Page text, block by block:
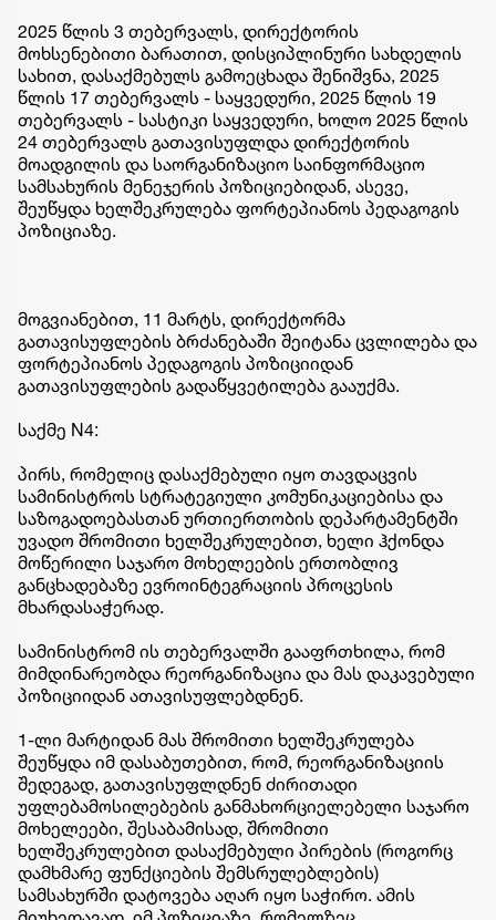
2025 წლის 3 თებერვალს, დირექტორის
მოხსენებითი ბარათით, დისციპლინური სახდელის
სახით, დასაქმებულს გამოეცხადა შენიშვნა, 2025
წლის 17 თებერვალს - საყვედური, 2025 წლის 19
თებერვალს - სასტიკი საყვედური, ხოლო 2025 წლის
24 თებერვალს გათავისუფლდა დირექტორის
მოადგილის და საორგანიზაციო საინფორმაციო
სამსახურის მენეჯერის პოზიციებიდან, ასევე,
შეუწყდა ხელშეკრულება ფორტეპიანოს პედაგოგის
პოზიციაზე.
მოგვიანებით, 11 მარტს, დირექტორმა
გათავისუფლების ბრძანებაში შეიტანა ცვლილება და
ფორტეპიანოს პედაგოგის პოზიციიდან
გათავისუფლების გადაწყვეტილება გააუქმა.
საქმე N4:
პირს, რომელიც დასაქმებული იყო თავდაცვის
სამინისტროს სტრატეგიული კომუნიკაციებისა და
საზოგადოებასთან ურთიერთობის დეპარტამენტში
უვადო შრომითი ხელშეკრულებით, ხელი ჰქონდა
მოწერილი საჯარო მოხელეების ერთობლივ
განცხადებაზე ევროინტეგრაციის პროცესის
მხარდასაჭერად.
სამინისტრომ ის თებერვალში გააფრთხილა, რომ
მიმდინარეობდა რეორგანიზაცია და მას დაკავებული
პოზიციიდან ათავისუფლებდნენ.
1-ლი მარტიდან მას შრომითი ხელშეკრულება
შეუწყდა იმ დასაბუთებით, რომ, რეორგანიზაციის
შედეგად, გათავისუფლდნენ ძირითადი
უფლებამოსილებების განმახორციელებელი საჯარო
მოხელეები, შესაბამისად, შრომითი
ხელშეკრულებით დასაქმებული პირების (როგორც
დამხმარე ფუნქციების შემსრულებლების)
სამსახურში დატოვება აღარ იყო საჭირო. ამის